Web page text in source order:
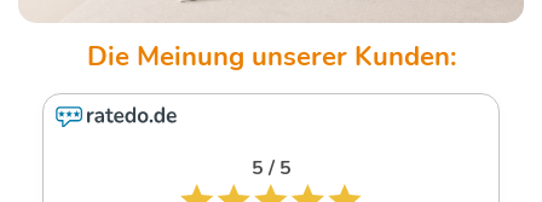
5 / 5